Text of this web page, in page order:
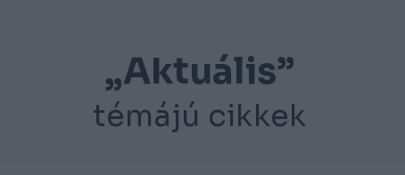
„Aktuális”
témájú cikkek